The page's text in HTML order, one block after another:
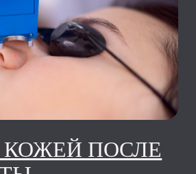
КОЖИ:
И
МЕТОДЫ
однако для
важно